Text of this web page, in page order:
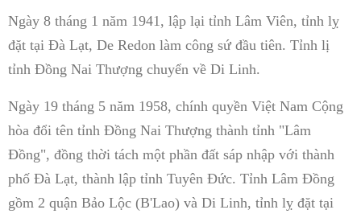
Ngày 8 tháng 1 năm 1941, lập lại tỉnh Lâm Viên, tỉnh lỵ
đặt tại Đà Lạt, De Redon làm công sứ đầu tiên. Tỉnh lị
tỉnh Đồng Nai Thượng chuyển về Di Linh.
Ngày 19 tháng 5 năm 1958, chính quyền Việt Nam Cộng
hòa đổi tên tỉnh Đồng Nai Thượng thành tỉnh "Lâm
Đồng", đồng thời tách một phần đất sáp nhập với thành
phố Đà Lạt, thành lập tỉnh Tuyên Đức. Tỉnh Lâm Đồng
gồm 2 quận Bảo Lộc (B'Lao) và Di Linh, tỉnh lỵ đặt tại